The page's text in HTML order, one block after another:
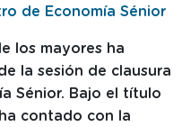
de Economía Sénior
los mayores ha
la sesión de clausura
Sénior. Bajo el título
contado con la